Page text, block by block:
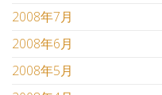
2008年7月
2008年6月
2008年5月